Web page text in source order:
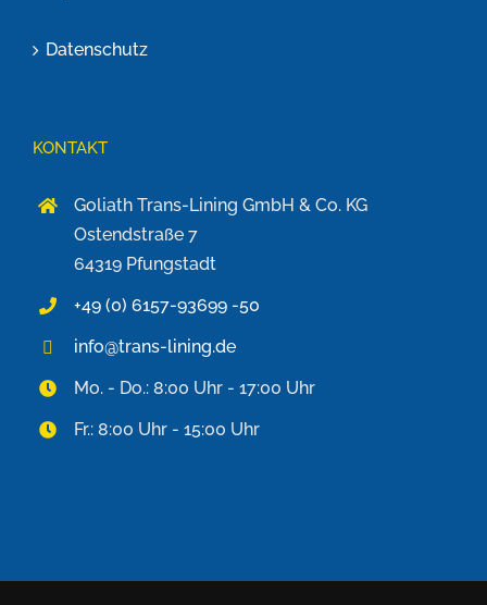
Datenschutz
KONTAKT
Goliath Trans-Lining GmbH & Co. KG
Ostendstraße 7
64319 Pfungstadt
+49 (0) 6157-93699 -50
info@trans-lining.de
Mo. - Do.: 8:00 Uhr - 17:00 Uhr
Fr.: 8:00 Uhr - 15:00 Uhr